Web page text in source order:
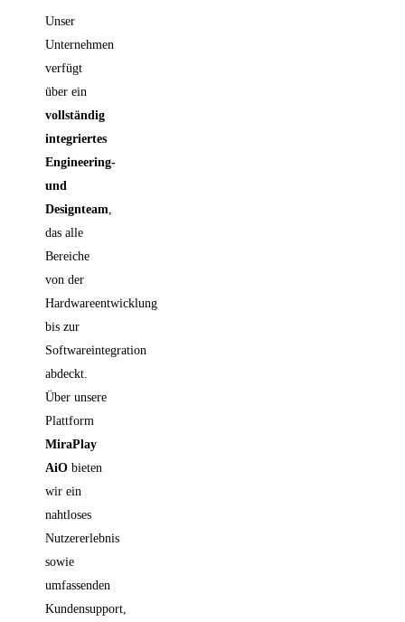
Unser
Unternehmen
verfügt
über ein
vollständig
integriertes
Engineering-
und
Designteam,
das alle
Bereiche
von der
Hardwareentwicklung
bis zur
Softwareintegration
abdeckt.
Über unsere
Plattform
MiraPlay
AiO bieten
wir ein
nahtloses
Nutzererlebnis
sowie
umfassenden
Kundensupport,